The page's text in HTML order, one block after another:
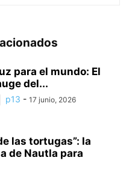
para el mundo: El
del...
p13 - 17 junio, 2026
las tortugas”: la
de Nautla para